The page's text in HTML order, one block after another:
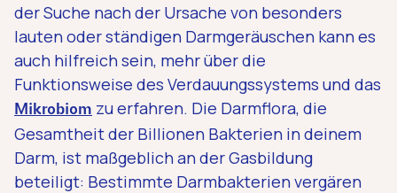
der Suche nach der Ursache von besonders
lauten oder ständigen Darmgeräuschen kann es
auch hilfreich sein, mehr über die
Funktionsweise des Verdauungssystems und das
Mikrobiom zu erfahren. Die Darmflora, die
Gesamtheit der Billionen Bakterien in deinem
Darm, ist maßgeblich an der Gasbildung
beteiligt: Bestimmte Darmbakterien vergären